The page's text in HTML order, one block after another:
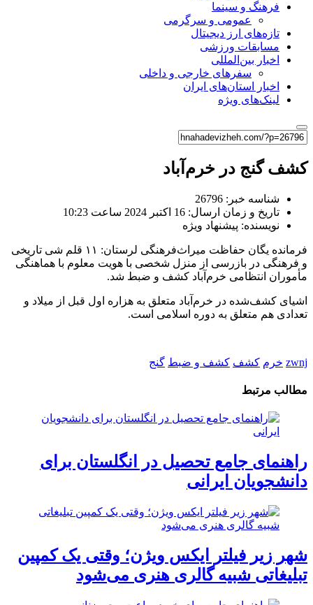
فرهنگ و سینما
عمومی و سرگرمی
تازه‌های ارز دیجیتال
مسابقات ورزشی
اخبار بین‌المللی
سفرهای خارجی و داخلی
اخبار استان‌های ایران
لینک‌های ویژه
کشف گنج در خرم‌آباد
شناسه خبر: 26796
تاریخ و زمان ارسال: 16 اکتبر 2024 ساعت 10:23
نویسنده: پیشنهاد ویژه
فرمانده یگان حفاظت میراث‌‌فرهنگی لرستان: ۱۱ قلم شی تاریخی
و فرهنگی در بازرسی از منزل شخصی با هویت معلوم با هماهنگی
مأموران انتظامی خرم‌آباد کشف و ضبط شد.
اشیای کشف‌شده در خرم‌آباد متعلق به هزاره اول قبل از میلاد و
تعدادی هم متعلق به دوره اسلامی است.
zwnj خرم کشف کشف و ضبط گنج
مطالب مرتبط
راهنمای جامع تحصیل در انگلستان برای
دانشجویان ایرانی
شهر زیر فیلتر ایکس ویژن؛ وقتی یک کمپین
تبلیغاتی شبیه گالری هنری می‌شود